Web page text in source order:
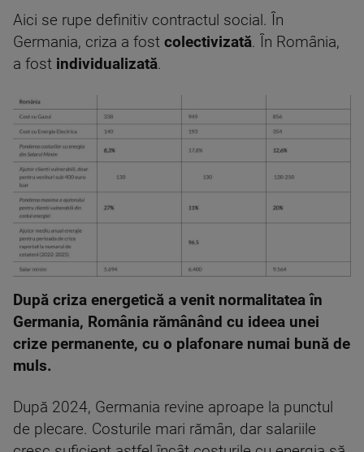
Aici se rupe definitiv contractul social. În
Germania, criza a fost colectivizată. În România,
a fost individualizată.
După criza energetică a venit normalitatea în
Germania, România rămânând cu ideea unei
crize permanente, cu o plafonare numai bună de
muls.
După 2024, Germania revine aproape la punctul
de plecare. Costurile mari rămân, dar salariile